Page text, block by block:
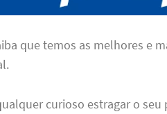
que temos as melhores e
curioso estragar o